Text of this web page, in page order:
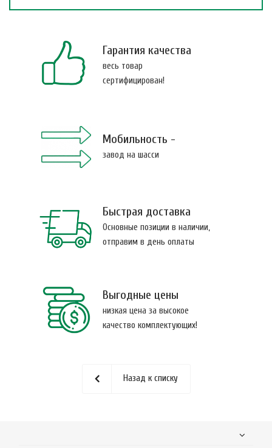
Гарантия качества
весь товар
сертифицирован!
Мобильность -
завод на шасси
Быстрая доставка
Основные позиции в наличии,
отправим в день оплаты
Выгодные цены
низкая цена за высокое
качество комплектующих!
Назад к списку